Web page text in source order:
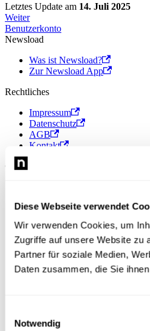
Diese Webseite verwendet
Wir verwenden Cookies, um
Zugriffe auf unsere Website zu
Partner für soziale Medien,
Daten zusammen, die Sie
Notwendig
Letztes Update am 14. Juli 2025
Weiter
Benutzerkonto
Newsload
Was ist Newsload?
Zur Newsload App
Rechtliches
Impressum
Datenschutz
AGB
Kontakt
© 2026 Newsload, Newsload ist ein